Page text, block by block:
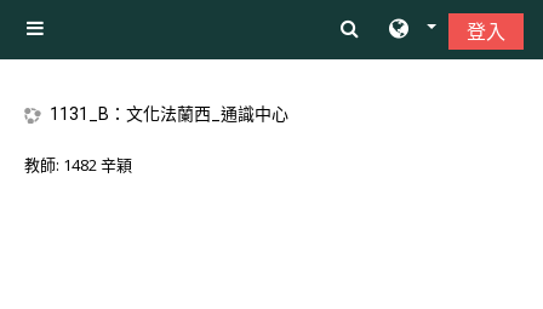
側板
登入
1131_B：文化法蘭西_通識中心
教師: 1482 辛穎